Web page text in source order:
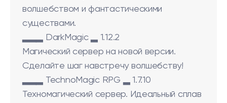
волшебством и фантастическими
существами.
▂▂▂ DarkMagic ▂ 1.12.2
Магический сервер на новой версии.
Сделайте шаг навстречу волшебству!
▂▂▂ TechnoMagic RPG ▂ 1.7.10
Техномагический сервер. Идеальный сплав